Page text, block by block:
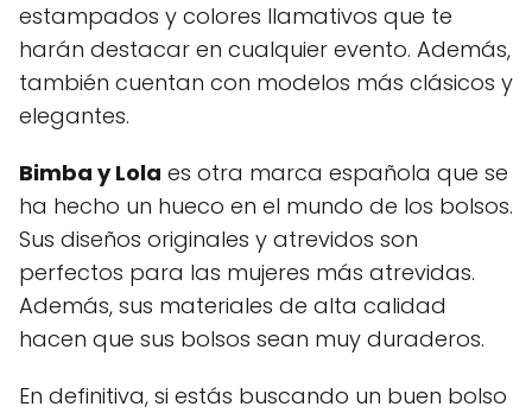
estampados y colores llamativos que te
harán destacar en cualquier evento. Además,
también cuentan con modelos más clásicos y
elegantes.
Bimba y Lola es otra marca española que se
ha hecho un hueco en el mundo de los bolsos.
Sus diseños originales y atrevidos son
perfectos para las mujeres más atrevidas.
Además, sus materiales de alta calidad
hacen que sus bolsos sean muy duraderos.
En definitiva, si estás buscando un buen bolso